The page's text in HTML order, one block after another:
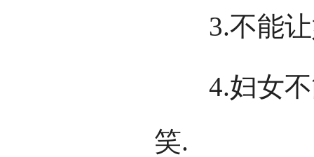
3.不能让
4.妇女不
笑.